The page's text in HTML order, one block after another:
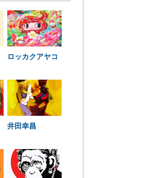
ロッカクアヤコ
井田幸昌